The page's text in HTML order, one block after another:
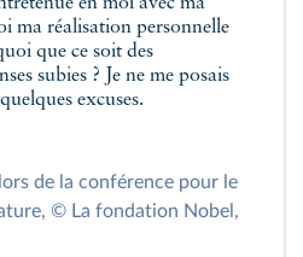
ma réalisation personnelle
que ce soit des
subies ? Je ne me posais
excuses.
de la conférence pour le
© La fondation Nobel,